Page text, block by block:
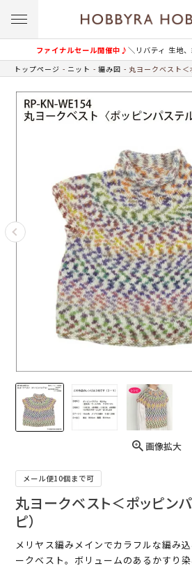
ファイナルセール開催中♪＼リバティ 生地
トップページ ニット 編み図 丸ヨークベスト＜
画像拡大
メール便10個まで可
丸ヨークベスト＜ポッピン
ピ）
メリヤス編みメインでカラフルな編み
ークベスト。ボリュームのあるかすり